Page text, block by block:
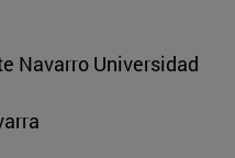
Navarro Universidad